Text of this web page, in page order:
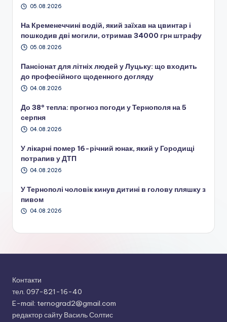
05.08.2026
На Кременеччині водій, який заїхав на цвинтар і
пошкодив дві могили, отримав 34000 грн штрафу
05.08.2026
Пансіонат для літніх людей у Луцьку: що входить
до професійного щоденного догляду
04.08.2026
До 38° тепла: прогноз погоди у Тернополя на 5
серпня
04.08.2026
У лікарні помер 16-річний юнак, який у Городищі
потрапив у ДТП
04.08.2026
У Тернополі чоловік кинув дитині в голову пляшку з
пивом
04.08.2026
Контакти
тел. 097-821-16-40
E-mail: ternograd2@gmail.com
редактор сайту Василь Солтис